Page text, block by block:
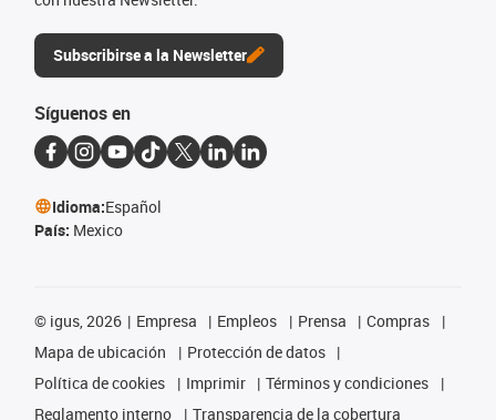
Subscribirse a la Newsletter
Síguenos en
Idioma:Español
País: Mexico
© igus, 2026 Empresa Empleos Prensa
Compras
Mapa de ubicación
Protección de datos
Política de cookies
Imprimir
Términos y condiciones
Reglamento interno
Transparencia de la cobertura